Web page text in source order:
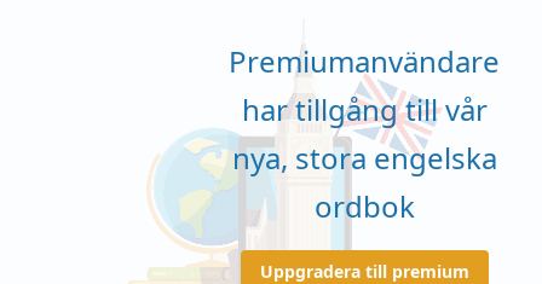
Premiumanvändare
har tillgång till vår
nya, stora engelska
ordbok
Uppgradera till premium